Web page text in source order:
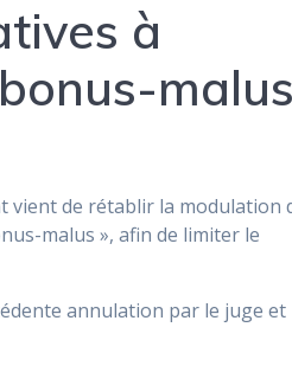
à
malus
vient de rétablir la modulation
malus », afin de limiter le
annulation par le juge et